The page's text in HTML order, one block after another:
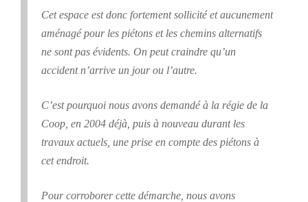
Cet espace est donc fortement sollicité et aucunement
aménagé pour les piétons et les chemins alternatifs
ne sont pas évidents. On peut craindre qu’un
accident n’arrive un jour ou l’autre.
C’est pourquoi nous avons demandé à la régie de la
Coop, en 2004 déjà, puis à nouveau durant les
travaux actuels, une prise en compte des piétons à
cet endroit.
Pour corroborer cette démarche, nous avons